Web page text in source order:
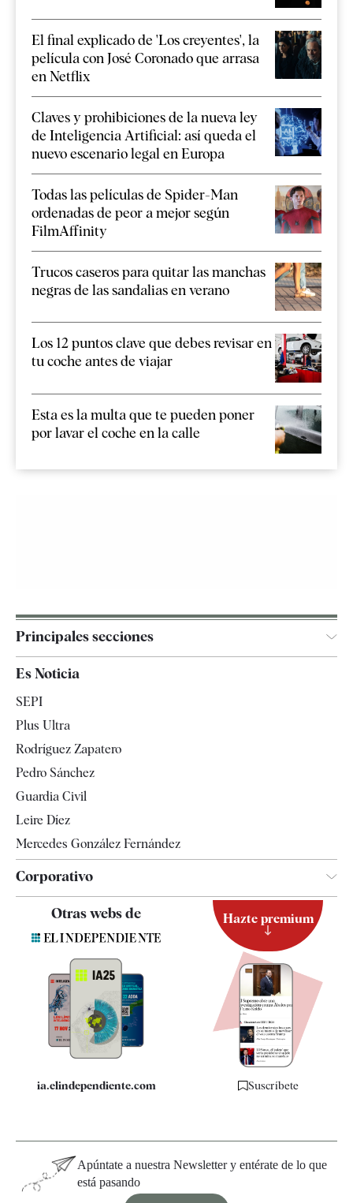
El final explicado de 'Los creyentes', la
película con José Coronado que arrasa
en Netflix
Claves y prohibiciones de la nueva ley
de Inteligencia Artificial: así queda el
nuevo escenario legal en Europa
Todas las películas de Spider-Man
ordenadas de peor a mejor según
FilmAffinity
Trucos caseros para quitar las manchas
negras de las sandalias en verano
Los 12 puntos clave que debes revisar en
tu coche antes de viajar
Esta es la multa que te pueden poner
por lavar el coche en la calle
Principales secciones
España
Televisión
Es Noticia
SEPI
Plus Ultra
Rodríguez Zapatero
Pedro Sánchez
Guardia Civil
Leire Díez
Mercedes González Fernández
Corporativo
Contacto
Quiénes somos
Especificaciones
Otras webs de
ia.elindependiente.com
Hazte premium
Suscríbete
Apúntate a nuestra Newsletter y entérate de lo que
está pasando